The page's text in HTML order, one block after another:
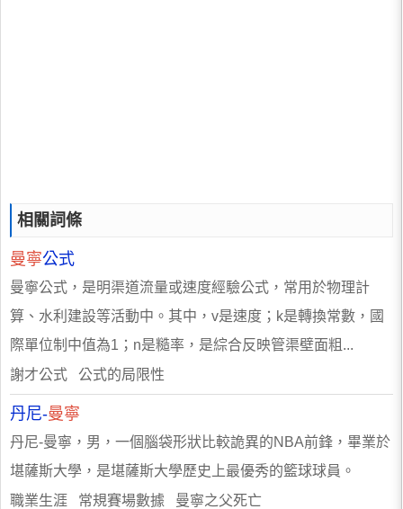
相關詞條
曼寧公式
曼寧公式，是明渠道流量或速度經驗公式，常用於物理計
算、水利建設等活動中。其中，v是速度；k是轉換常數，國
際單位制中值為1；n是糙率，是綜合反映管渠壁面粗...
謝才公式 公式的局限性
丹尼-曼寧
丹尼-曼寧，男，一個腦袋形狀比較詭異的NBA前鋒，畢業於
堪薩斯大學，是堪薩斯大學歷史上最優秀的籃球球員。
職業生涯 常規賽場數據 曼寧之父死亡